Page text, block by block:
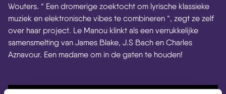
Wouters. “ Een dromerige zoektocht om lyrische klassieke
muziek en elektronische vibes te combineren “, zegt ze zelf
over haar project. Le Manou klinkt als een verrukkelijke
samensmelting van James Blake, J.S Bach en Charles
Aznavour. Een madame om in de gaten te houden!